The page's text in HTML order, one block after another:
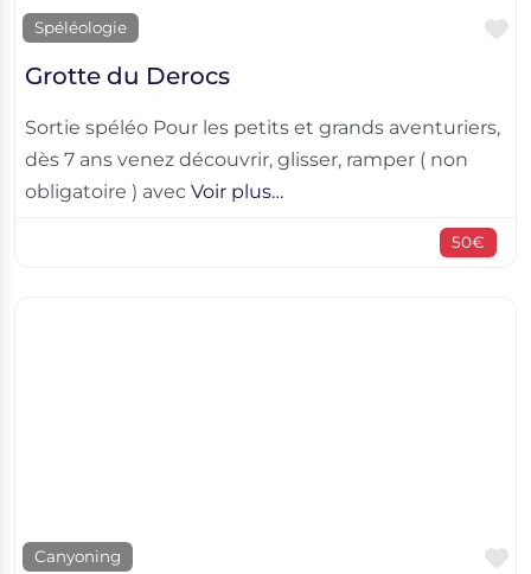
Spéléologie
Grotte du Derocs
Sortie spéléo Pour les petits et grands aventuriers,
dès 7 ans venez découvrir, glisser, ramper ( non
obligatoire ) avec Voir plus…
50€
Canyoning